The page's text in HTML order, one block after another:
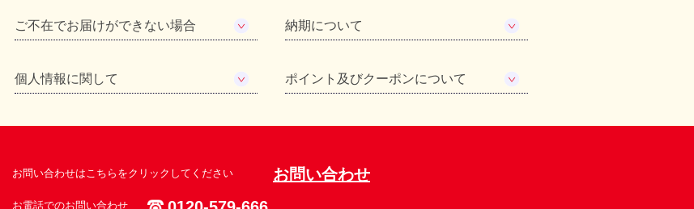
ご不在でお届けができない場合 納期について
個人情報に関して ポイント及びクーポンについて
お問い合わせはこちらをクリックしてください お問い合わせ
お電話でのお問い合わせ